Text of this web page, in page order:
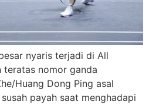
nyaris terjadi di All
teratas nomor ganda
Huang Dong Ping asal
payah saat menghadapi